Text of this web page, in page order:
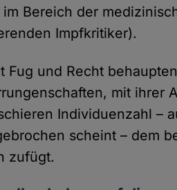
Bereich der
Impfkritiker).
Fug und Recht
mit ihrer
Individuenzahl –
scheint – dem
zufügt.